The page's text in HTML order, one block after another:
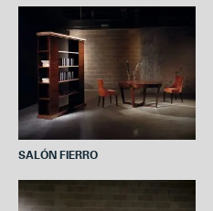
o
o
k
e
r
e
s
t
A
p
SALÓN FIERRO